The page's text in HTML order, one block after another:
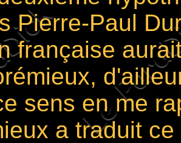
Pierre-Paul
française
sens en me
a traduit